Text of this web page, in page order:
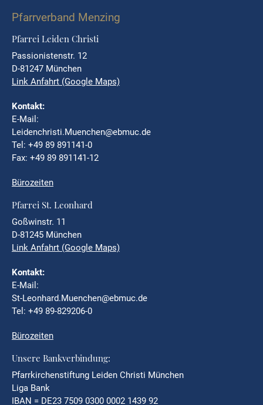
Pfarrverband Menzing
Pfarrei Leiden Christi
Passionistenstr. 12
D-81247 München
Link Anfahrt (Google Maps)
Kontakt:
E-Mail:
Leidenchristi.Muenchen@ebmuc.de
Tel: +49 89 891141-0
Fax: +49 89 891141-12
Bürozeiten
Pfarrei St. Leonhard
Goßwinstr. 11
D-81245 München
Link Anfahrt (Google Maps)
Kontakt:
E-Mail:
St-Leonhard.Muenchen@ebmuc.de
Tel: +49 89-829206-0
Bürozeiten
Unsere Bankverbindung:
Pfarrkirchenstiftung Leiden Christi München
Liga Bank
IBAN = DE23 7509 0300 0002 1439 92